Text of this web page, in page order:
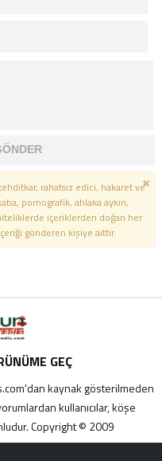
rahatsız edici, hakaret ve
pornografik, ahlaka aykırı,
içeriklerden doğan her
gönderen kişiye aittir.
GEÇ
kaynak gösterilmeden
kullanıcılar, köşe
Copyright © 2009